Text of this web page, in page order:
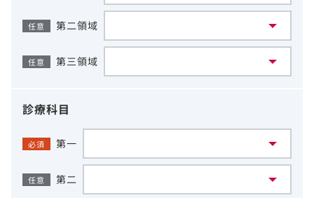
任意 第二領域
任意 第三領域
診療科目
必須 第一
任意 第二